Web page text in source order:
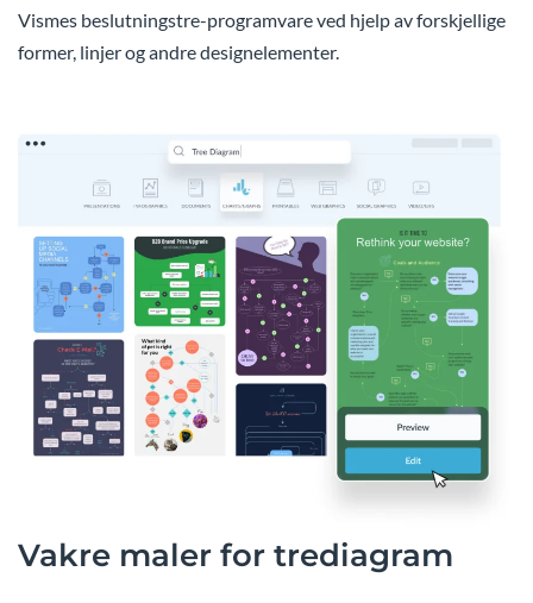
Vismes beslutningstre-programvare ved hjelp av forskjellige
former, linjer og andre designelementer.
Vakre maler for trediagram